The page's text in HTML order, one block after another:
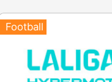
Football